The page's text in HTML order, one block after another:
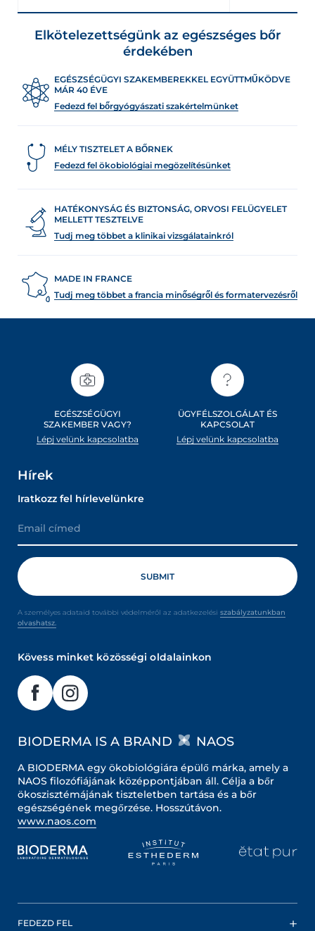
Elkötelezettségünk az egészséges bőr
érdekében
EGÉSZSÉGÜGYI SZAKEMBEREKKEL EGYÜTTMŰKÖDVE
MÁR 40 ÉVE
Fedezd fel bőrgyógyászati szakértelmünket
MÉLY TISZTELET A BŐRNEK
Fedezd fel ökobiológiai megözelítésünket
HATÉKONYSÁG ÉS BIZTONSÁG, ORVOSI FELÜGYELET
MELLETT TESZTELVE
Tudj meg többet a klinikai vizsgálatainkról
MADE IN FRANCE
Tudj meg többet a francia minőségről és formatervezésről
EGÉSZSÉGÜGYI
SZAKEMBER VAGY?
Lépj velünk kapcsolatba
ÜGYFÉLSZOLGÁLAT ÉS
KAPCSOLAT
Lépj velünk kapcsolatba
Hírek
Iratkozz fel hírlevelünkre
A személyes adataid további védelméről az adatkezelési szabályzatunkban
olvashatsz.
Kövess minket közösségi oldalainkon
BIODERMA IS A BRAND NAOS
A BIODERMA egy ökobiológiára épülő márka, amely a
NAOS filozófiájának középpontjában áll. Célja a bőr
ökoszisztémájának tiszteletben tartása és a bőr
egészségének megőrzése. Hosszútávon.
www.naos.com
FEDEZD FEL